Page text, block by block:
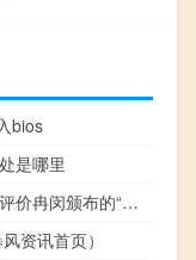
bios
是哪里
汉人“英雄”冉闵：怎么评价冉闵颁布的“杀胡令”？杀胡令是什么？
资讯首页）